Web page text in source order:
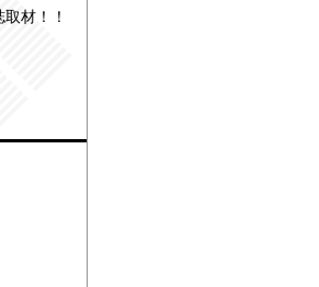
材！！